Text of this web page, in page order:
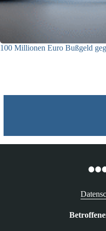
100 Millionen Euro Bußgeld